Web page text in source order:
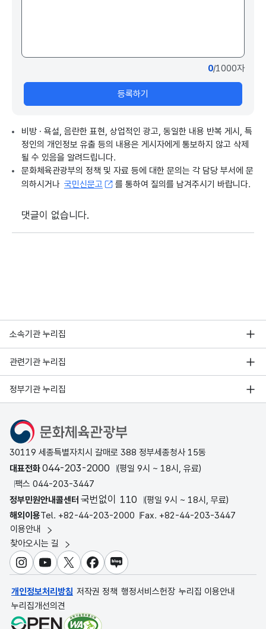
0/1000자
등록하기
비방 · 욕설, 음란한 표현, 상업적인 광고, 동일한 내용 반복 게시, 특
정인의 개인정보 유출 등의 내용은 게시자에게 통보하지 않고 삭제
될 수 있음을 알려드립니다.
문화체육관광부의 정책 및 자료 등에 대한 문의는 각 담당 부서에 문
의하시거나 국민신문고 를 통하여 질의를 남겨주시기 바랍니다.
댓글이 없습니다.
소속기관 누리집
관련기관 누리집
정부기관 누리집
문화체육관광부
30119 세종특별자치시 갈매로 388 정부세종청사 15동
대표전화044-203-2000
(평일 9시 ~ 18시, 유료)
팩스 044-203-3447
정부민원안내콜센터 국번없이 110
(평일 9시 ~ 18시, 무료)
해외이용Tel. +82-44-203-2000 Fax. +82-44-203-3447
이용안내
찾아오시는 길
인스타그램
유튜브X 페이스북
블로그
개인정보처리방침 저작권 정책 행정서비스헌장 누리집 이용안내
누리집개선의견